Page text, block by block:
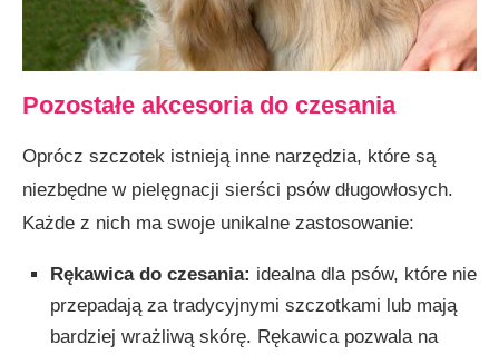
Pozostałe akcesoria do czesania
Oprócz szczotek istnieją inne narzędzia, które są
niezbędne w pielęgnacji sierści psów długowłosych.
Każde z nich ma swoje unikalne zastosowanie:
Rękawica do czesania: idealna dla psów, które nie
przepadają za tradycyjnymi szczotkami lub mają
bardziej wrażliwą skórę. Rękawica pozwala na